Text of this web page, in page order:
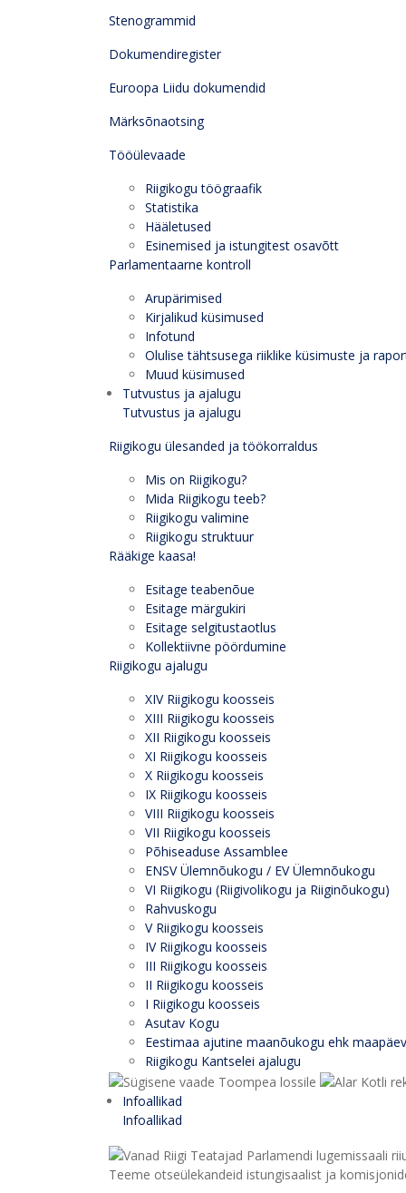
Stenogrammid
Dokumendiregister
Euroopa Liidu dokumendid
Märksõnaotsing
Tööülevaade
Riigikogu töögraafik
Statistika
Hääletused
Esinemised ja istungitest osavõtt
Parlamentaarne kontroll
Arupärimised
Kirjalikud küsimused
Infotund
Olulise tähtsusega riiklike küsimuste ja
Muud küsimused
Tutvustus ja ajalugu
Tutvustus ja ajalugu
Riigikogu ülesanded ja töökorraldus
Mis on Riigikogu?
Mida Riigikogu teeb?
Riigikogu valimine
Riigikogu struktuur
Rääkige kaasa!
Esitage teabenõue
Esitage märgukiri
Esitage selgitustaotlus
Kollektiivne pöördumine
Riigikogu ajalugu
XIV Riigikogu koosseis
XIII Riigikogu koosseis
XII Riigikogu koosseis
XI Riigikogu koosseis
X Riigikogu koosseis
IX Riigikogu koosseis
VIII Riigikogu koosseis
VII Riigikogu koosseis
Põhiseaduse Assamblee
ENSV Ülemnõukogu / EV Ülemnõukogu
VI Riigikogu (Riigivolikogu ja Riiginõukogu)
Rahvuskogu
V Riigikogu koosseis
IV Riigikogu koosseis
III Riigikogu koosseis
II Riigikogu koosseis
I Riigikogu koosseis
Asutav Kogu
Eestimaa ajutine maanõukogu ehk maapäev
Riigikogu Kantselei ajalugu
Infoallikad
Infoallikad
Teeme otseülekandeid istungisaalist ja